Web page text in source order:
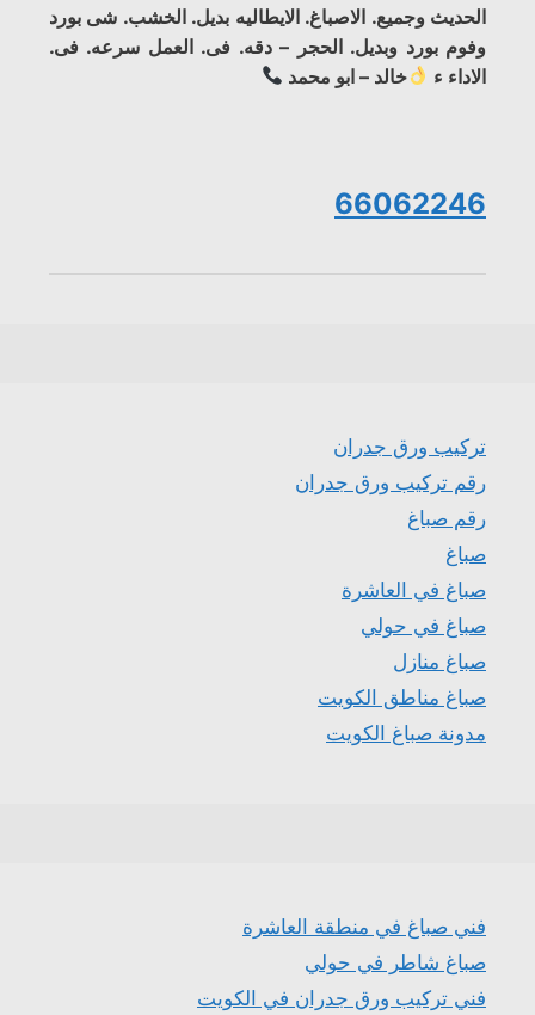
الحديث وجميع. الاصباغ. الايطاليه بديل. الخشب. شى بورد
وفوم بورد وبديل. الحجر – دقه. فى. العمل سرعه. فى.
الاداء ء
خالد – ابو محمد
66062246
تركيب ورق جدران
رقم تركيب ورق جدران
رقم صباغ
صباغ
صباغ في العاشرة
صباغ في حولي
صباغ منازل
صباغ مناطق الكويت
مدونة صباغ الكويت
فني صباغ في منطقة العاشرة
صباغ شاطر في حولي
فني تركيب ورق جدران في الكويت